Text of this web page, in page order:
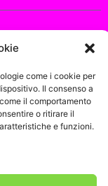
come i cookie per
Il consenso a
il comportamento
o ritirare il
e funzioni.
dei miei
2016/679.Leggi